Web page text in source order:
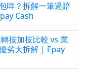
咩？拆解一筆過賠
Cash
按加按比較 vs 業
劣大拆解 | Epay